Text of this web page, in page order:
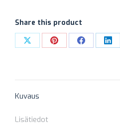
määrä
Share this product
Share Share Share
Kuvaus
Lisätiedot